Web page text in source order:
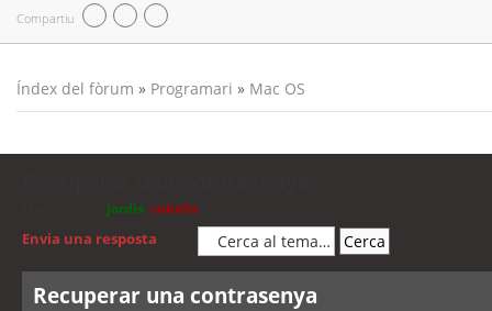
Compartiu
Índex del fòrum » Programari » Mac OS
jordis cubells
Envia una resposta
Recuperar una contrasenya